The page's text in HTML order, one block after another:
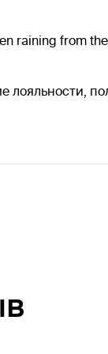
raining from